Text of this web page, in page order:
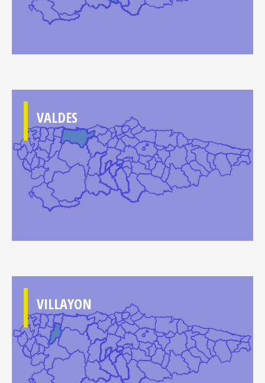
VALDES
VILLAYON